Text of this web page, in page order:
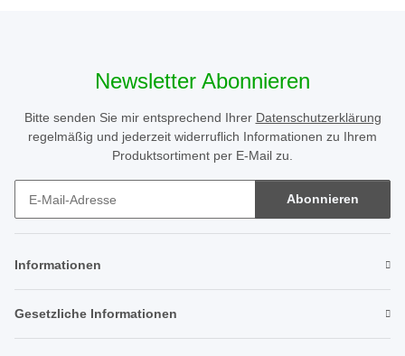
Newsletter Abonnieren
Bitte senden Sie mir entsprechend Ihrer Datenschutzerklärung
regelmäßig und jederzeit widerruflich Informationen zu Ihrem
Produktsortiment per E-Mail zu.
Abonnieren
Informationen
Gesetzliche Informationen